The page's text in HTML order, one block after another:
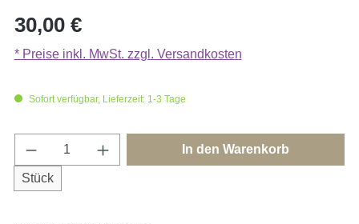
Regulärer Preis:
30,00 €
* Preise inkl. MwSt. zzgl. Versandkosten
Sofort verfügbar, Lieferzeit: 1-3 Tage
Produkt Anzahl: Gib den gewünschten
Stück
In den Warenkorb